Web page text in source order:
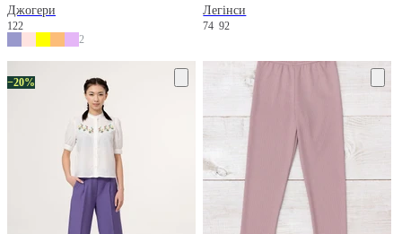
Джогери
122
2
Легінси
7492
−20%